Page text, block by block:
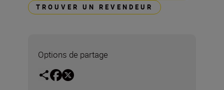
TROUVER UN REVENDEUR
Options de partage